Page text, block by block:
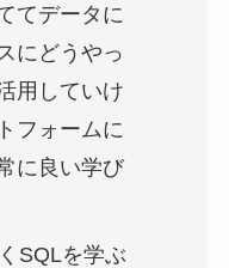
てデータに
にどうやっ
用していけ
フォームに
に良い学び
SQLを学ぶ